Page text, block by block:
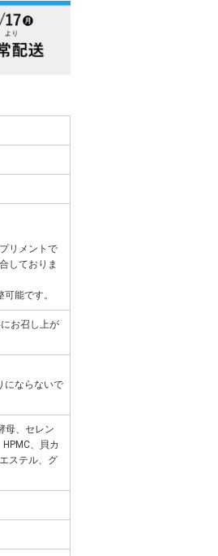
リメントで
しておりま
能です。
お召し上が
にならないで
母、セレン
、貝カ
ステル、グ